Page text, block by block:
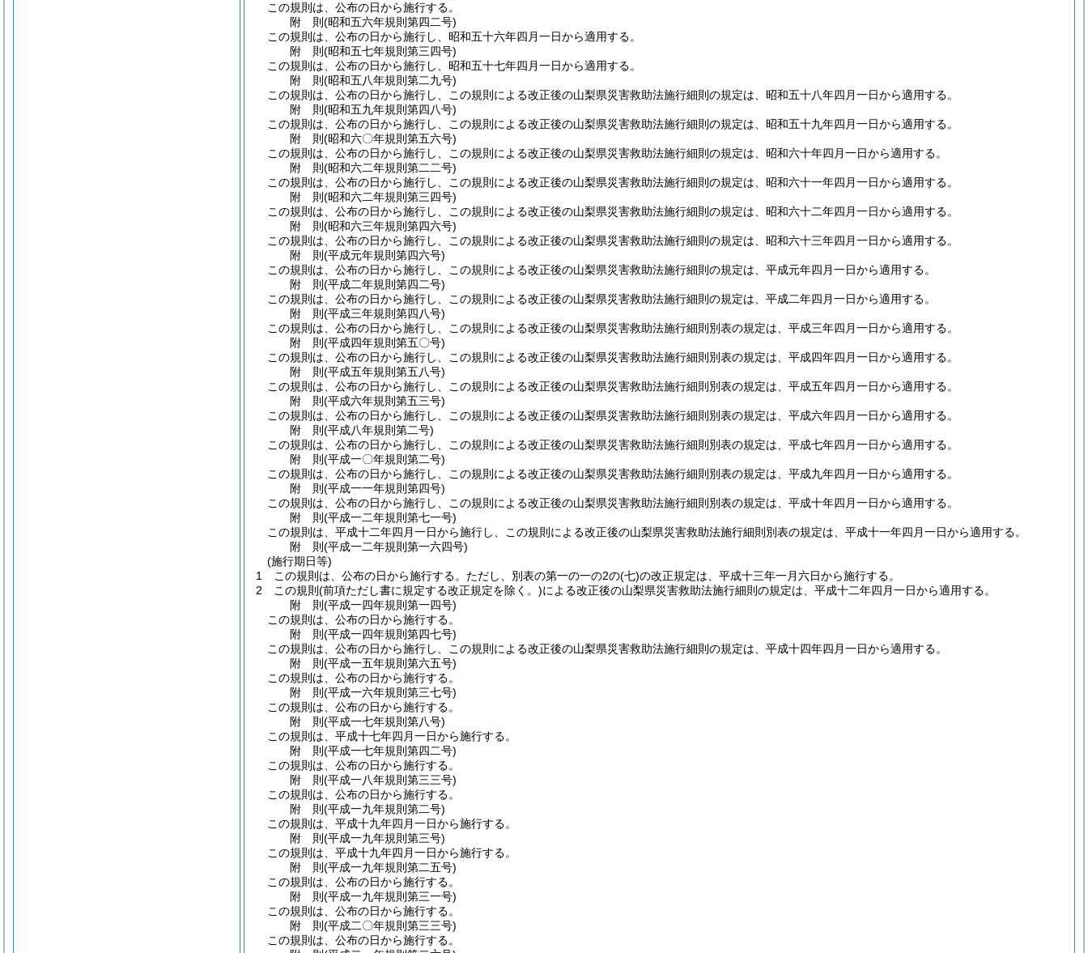
この規則は、公布の日から施行する。
附 則(昭和五六年規則第四二号)
この規則は、公布の日から施行し、昭和五十六年四月一日から適用する。
附 則(昭和五七年規則第三四号)
この規則は、公布の日から施行し、昭和五十七年四月一日から適用する。
附 則(昭和五八年規則第二九号)
この規則は、公布の日から施行し、この規則による改正後の山梨県災害救助法施行細則の規定は、昭和五十八年四月一日から適用する。
附 則(昭和五九年規則第四八号)
この規則は、公布の日から施行し、この規則による改正後の山梨県災害救助法施行細則の規定は、昭和五十九年四月一日から適用する。
附 則(昭和六〇年規則第五六号)
この規則は、公布の日から施行し、この規則による改正後の山梨県災害救助法施行細則の規定は、昭和六十年四月一日から適用する。
附 則(昭和六二年規則第二二号)
この規則は、公布の日から施行し、この規則による改正後の山梨県災害救助法施行細則の規定は、昭和六十一年四月一日から適用する。
附 則(昭和六二年規則第三四号)
この規則は、公布の日から施行し、この規則による改正後の山梨県災害救助法施行細則の規定は、昭和六十二年四月一日から適用する。
附 則(昭和六三年規則第四六号)
この規則は、公布の日から施行し、この規則による改正後の山梨県災害救助法施行細則の規定は、昭和六十三年四月一日から適用する。
附 則(平成元年規則第四六号)
この規則は、公布の日から施行し、この規則による改正後の山梨県災害救助法施行細則の規定は、平成元年四月一日から適用する。
附 則(平成二年規則第四二号)
この規則は、公布の日から施行し、この規則による改正後の山梨県災害救助法施行細則の規定は、平成二年四月一日から適用する。
附 則(平成三年規則第四八号)
この規則は、公布の日から施行し、この規則による改正後の山梨県災害救助法施行細則別表の規定は、平成三年四月一日から適用する。
附 則(平成四年規則第五〇号)
この規則は、公布の日から施行し、この規則による改正後の山梨県災害救助法施行細則別表の規定は、平成四年四月一日から適用する。
附 則(平成五年規則第五八号)
この規則は、公布の日から施行し、この規則による改正後の山梨県災害救助法施行細則別表の規定は、平成五年四月一日から適用する。
附 則(平成六年規則第五三号)
この規則は、公布の日から施行し、この規則による改正後の山梨県災害救助法施行細則別表の規定は、平成六年四月一日から適用する。
附 則(平成八年規則第二号)
この規則は、公布の日から施行し、この規則による改正後の山梨県災害救助法施行細則別表の規定は、平成七年四月一日から適用する。
附 則(平成一〇年規則第二号)
この規則は、公布の日から施行し、この規則による改正後の山梨県災害救助法施行細則別表の規定は、平成九年四月一日から適用する。
附 則(平成一一年規則第四号)
この規則は、公布の日から施行し、この規則による改正後の山梨県災害救助法施行細則別表の規定は、平成十年四月一日から適用する。
附 則(平成一二年規則第七一号)
この規則は、平成十二年四月一日から施行し、この規則による改正後の山梨県災害救助法施行細則別表の規定は、平成十一年四月一日から適用する。
附 則(平成一二年規則第一六四号)
(施行期日等)
1
この規則は、公布の日から施行する。 ただし、別表の第一の一の2の(七)の改正規定は、平成十三年一月六日から施行する。
2
この規則 (前項ただし書に規定する改正規定を除く。)による改正後の山梨県災害救助法施行細則の規定は、平成十二年四月一日から適用する。
附 則(平成一四年規則第一四号)
この規則は、公布の日から施行する。
附 則(平成一四年規則第四七号)
この規則は、公布の日から施行し、この規則による改正後の山梨県災害救助法施行細則の規定は、平成十四年四月一日から適用する。
附 則(平成一五年規則第六五号)
この規則は、公布の日から施行する。
附 則(平成一六年規則第三七号)
この規則は、公布の日から施行する。
附 則(平成一七年規則第八号)
この規則は、平成十七年四月一日から施行する。
附 則(平成一七年規則第四二号)
この規則は、公布の日から施行する。
附 則(平成一八年規則第三三号)
この規則は、公布の日から施行する。
附 則(平成一九年規則第二号)
この規則は、平成十九年四月一日から施行する。
附 則(平成一九年規則第三号)
この規則は、平成十九年四月一日から施行する。
附 則(平成一九年規則第二五号)
この規則は、公布の日から施行する。
附 則(平成一九年規則第三一号)
この規則は、公布の日から施行する。
附 則(平成二〇年規則第三三号)
この規則は、公布の日から施行する。